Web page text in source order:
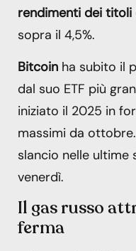
rendimenti dei titoli
sopra il 4,5%.
Bitcoin ha subito il
dal suo ETF più
iniziato il 2025 in
massimi da ottobre.
slancio nelle ultime
venerdì.
Il gas russo
ferma